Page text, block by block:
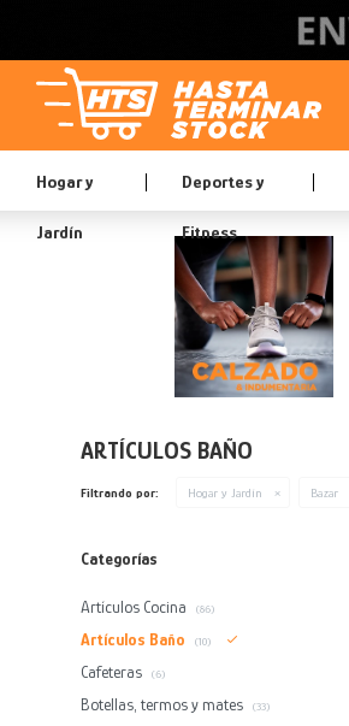
Hogar y
Jardín
Deportes y
Fitness
ARTÍCULOS BAÑO
Filtrando por: Hogar y Jardín Bazar
Categorías
Artículos Cocina (86)
Artículos Baño (10)
Cafeteras (6)
Botellas, termos y mates (33)